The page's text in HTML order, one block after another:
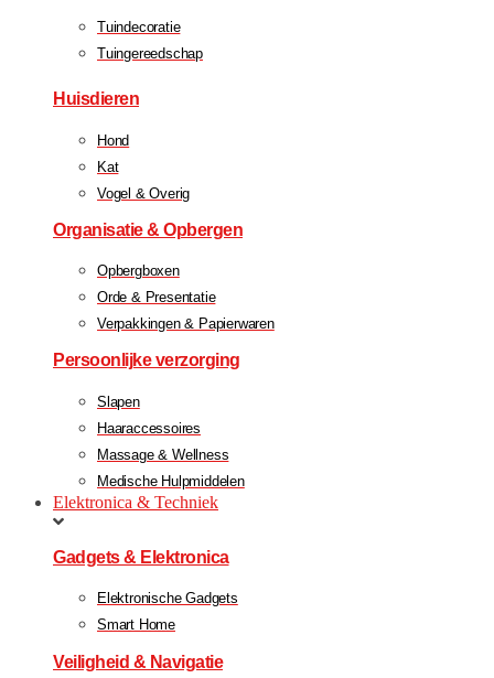
Tuindecoratie
Tuingereedschap
Huisdieren
Hond
Kat
Vogel & Overig
Organisatie & Opbergen
Opbergboxen
Orde & Presentatie
Verpakkingen & Papierwaren
Persoonlijke verzorging
Slapen
Haaraccessoires
Massage & Wellness
Medische Hulpmiddelen
Elektronica & Techniek
Gadgets & Elektronica
Elektronische Gadgets
Smart Home
Veiligheid & Navigatie